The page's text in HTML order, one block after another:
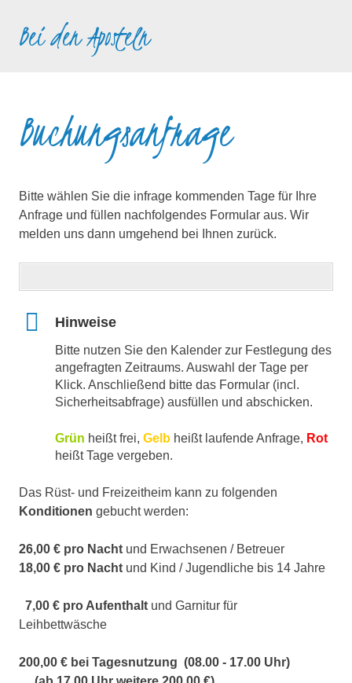
Inhalt
springen
Bei den Aposteln
Buchungsanfrage
Bitte wählen Sie die infrage kommenden Tage für Ihre
Anfrage und füllen nachfolgendes Formular aus. Wir
melden uns dann umgehend bei Ihnen zurück.
Hinweise
Bitte nutzen Sie den Kalender zur Festlegung des
angefragten Zeitraums. Auswahl der Tage per
Klick. Anschließend bitte das Formular (incl.
Sicherheitsabfrage) ausfüllen und abschicken.
Grün heißt frei, Gelb heißt laufende Anfrage, Rot
heißt Tage vergeben.
Das Rüst- und Freizeitheim kann zu folgenden
Konditionen gebucht werden:
26,00 € pro Nacht und Erwachsenen / Betreuer
18,00 € pro Nacht und Kind / Jugendliche bis 14 Jahre
7,00 € pro Aufenthalt und Garnitur für
Leihbettwäsche
200,00 € bei Tagesnutzung (08.00 - 17.00 Uhr)